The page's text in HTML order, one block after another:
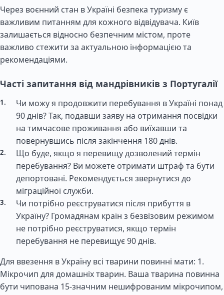
Через воєнний стан в Україні безпека туризму є
важливим питанням для кожного відвідувача. Київ
залишається відносно безпечним містом, проте
важливо стежити за актуальною інформацією та
рекомендаціями.
Часті запитання від мандрівників з Португалії
Чи можу я продовжити перебування в Україні понад
90 днів? Так, подавши заяву на отримання посвідки
на тимчасове проживання або виїхавши та
повернувшись після закінчення 180 днів.
Що буде, якщо я перевищу дозволений термін
перебування? Ви можете отримати штраф та бути
депортовані. Рекомендується звернутися до
міграційної служби.
Чи потрібно реєструватися після прибуття в
Україну? Громадянам країн з безвізовим режимом
не потрібно реєструватися, якщо термін
перебування не перевищує 90 днів.
Для ввезення в Україну всі тварини повинні мати: 1.
Мікрочип для домашніх тварин. Ваша тварина повинна
бути чипована 15-значним нешифрованим мікрочипом,